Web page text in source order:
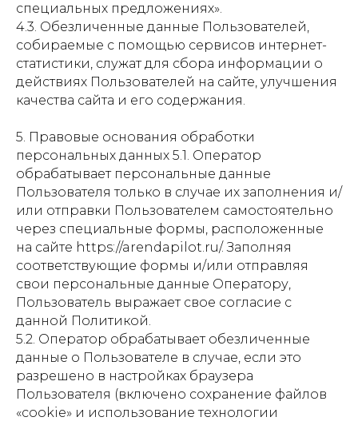
специальных предложениях».
4.3. Обезличенные данные Пользователей,
собираемые с помощью сервисов интернет-
статистики, служат для сбора информации о
действиях Пользователей на сайте, улучшения
качества сайта и его содержания.
5. Правовые основания обработки
персональных данных 5.1. Оператор
обрабатывает персональные данные
Пользователя только в случае их заполнения и/
или отправки Пользователем самостоятельно
через специальные формы, расположенные
на сайте https://arendapilot.ru/. Заполняя
соответствующие формы и/или отправляя
свои персональные данные Оператору,
Пользователь выражает свое согласие с
данной Политикой.
5.2. Оператор обрабатывает обезличенные
данные о Пользователе в случае, если это
разрешено в настройках браузера
Пользователя (включено сохранение файлов
«cookie» и использование технологии